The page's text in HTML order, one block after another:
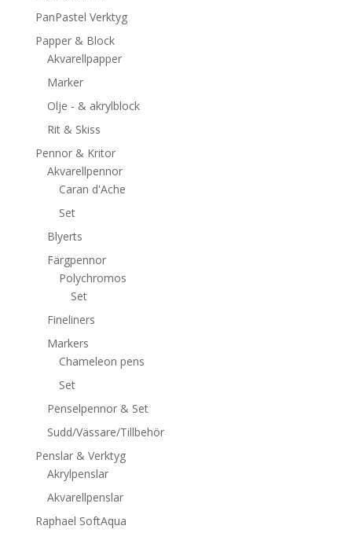
PanPastel Verktyg
Papper & Block
Akvarellpapper
Marker
Olje - & akrylblock
Rit & Skiss
Pennor & Kritor
Akvarellpennor
Caran d'Ache
Set
Blyerts
Färgpennor
Polychromos
Set
Fineliners
Markers
Chameleon pens
Set
Penselpennor & Set
Sudd/Vässare/Tillbehör
Penslar & Verktyg
Akrylpenslar
Akvarellpenslar
Raphael SoftAqua